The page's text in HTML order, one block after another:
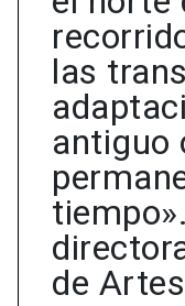
las
antiguo
de